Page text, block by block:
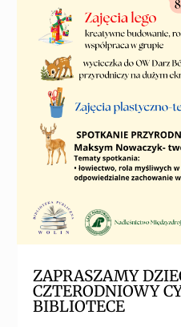
ZAPRASZAMY
CZTERODNIOWY
BIBLIOTECE